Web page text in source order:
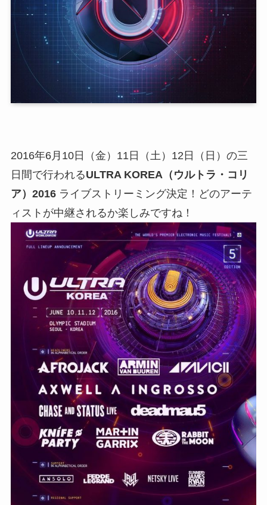
2016年6月10日（金）11日（土）12日（日）の三
日間で行われるULTRA KOREA（ウルトラ・コリ
ア）2016 ライブストリーミング決定！どのアーテ
ィストが中継されるか楽しみですね！